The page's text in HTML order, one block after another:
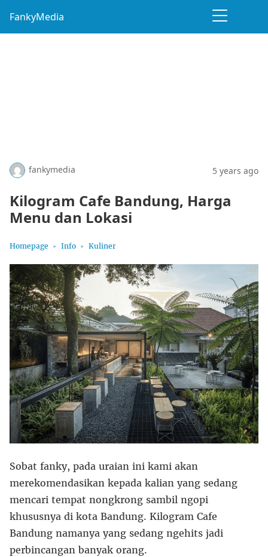
FankyMedia
fankymedia 5 years ago
Kilogram Cafe Bandung, Harga
Menu dan Lokasi
Homepage Info Kuliner
Sobat fanky, pada uraian ini kami akan
merekomendasikan kepada kalian yang sedang
mencari tempat nongkrong sambil ngopi
khususnya di kota Bandung. Kilogram Cafe
Bandung namanya yang sedang ngehits jadi
perbincangan banyak orang.